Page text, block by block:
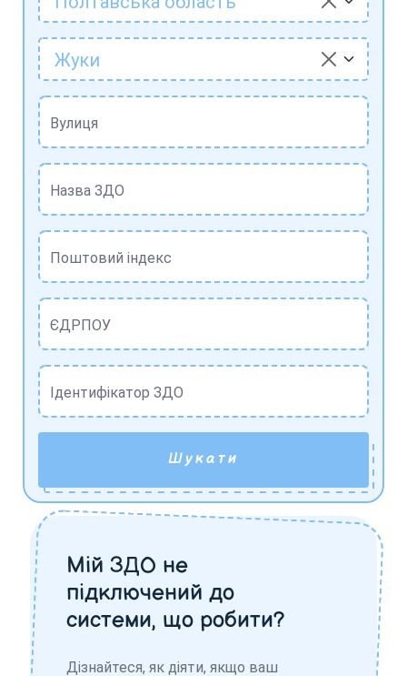
Жуки
Вулиця
Назва ЗДО
Поштовий індекс
ЄДРПОУ
Ідентифікатор ЗДО
Шукати
Мій ЗДО не
підключений до
системи, що робити?
Дізнайтеся, як діяти, якщо ваш